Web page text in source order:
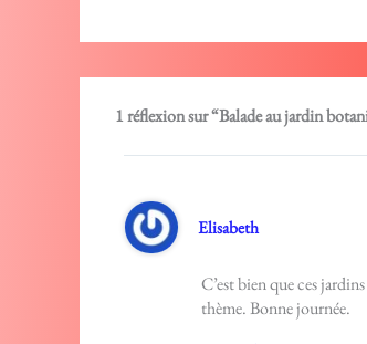
1 réflexion sur “Balade au jardin
Elisabeth
C’est bien que ces
thème. Bonne journée.